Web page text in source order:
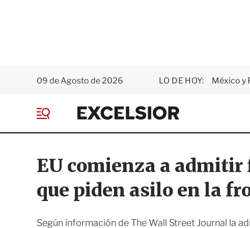
09 de Agosto de 2026 LO DE HOY: México y
E
x
e
i
o
r
e
EU comienza a
que piden asilo en la
Según información de The Wall Street Journal la